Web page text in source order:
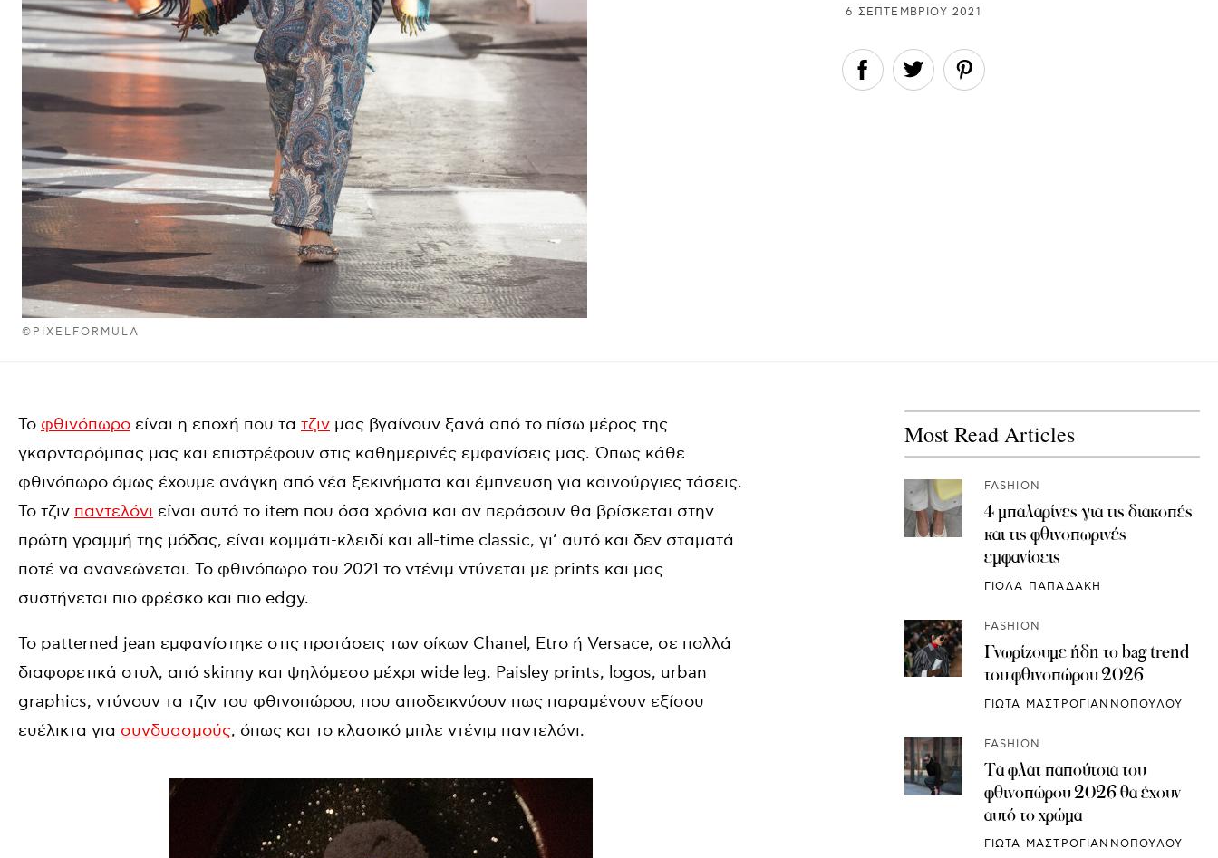
©PIXELFORMULA
6 ΣΕΠΤΕΜΒΡΊΟΥ 2021
Το φθινόπωρο είναι η εποχή που τα τζιν μας βγαίνουν ξανά από το πίσω μέρος της
γκαρνταρόμπας μας και επιστρέφουν στις καθημερινές εμφανίσεις μας. Όπως κάθε
φθινόπωρο όμως έχουμε ανάγκη από νέα ξεκινήματα και έμπνευση για καινούργιες τάσεις.
Το τζιν παντελόνι είναι αυτό το item που όσα χρόνια και αν περάσουν θα βρίσκεται στην
πρώτη γραμμή της μόδας, είναι κομμάτι-κλειδί και all-time classic, γι’ αυτό και δεν σταματά
ποτέ να ανανεώνεται. Το φθινόπωρο του 2021 το ντένιμ ντύνεται με prints και μας
συστήνεται πιο φρέσκο και πιο edgy.
Το patterned jean εμφανίστηκε στις προτάσεις των οίκων Chanel, Etro ή Versace, σε πολλά
διαφορετικά στυλ, από skinny και ψηλόμεσο μέχρι wide leg. Paisley prints, logos, urban
graphics, ντύνουν τα τζιν του φθινοπώρου, που αποδεικνύουν πως παραμένουν εξίσου
ευέλικτα για συνδυασμούς, όπως και το κλασικό μπλε ντένιμ παντελόνι.
Most Read Articles
FASHION
4 μπαλαρίνες για τις διακοπές
και τις φθινοπωρινές
εμφανίσεις
ΓΙΟΛΑ ΠΑΠΑΔΑΚΗ
FASHION
Γνωρίζουμε ήδη το bag trend
του φθινοπώρου 2026
ΓΙΩΤΑ ΜΑΣΤΡΟΓΙΑΝΝΟΠΟΥΛΟΥ
FASHION
Τα φλατ παπούτσια του
φθινοπώρου 2026 θα έχουν
αυτό το χρώμα
ΓΙΩΤΑ ΜΑΣΤΡΟΓΙΑΝΝΟΠΟΥΛΟΥ